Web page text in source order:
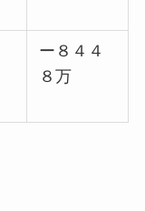
ー８４４
８万